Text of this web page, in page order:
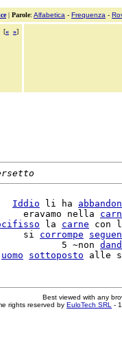
| Parole: Alfabetica - Frequenza -
[« »]
Iddio li ha
eravamo nella
la carne con
si corrompe
5 ~non
uomo sottoposto alle
Best viewed with any
rights reserved by EuloTech SRL -